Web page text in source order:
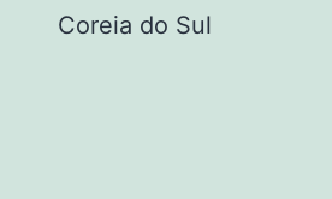
Coreia do Sul